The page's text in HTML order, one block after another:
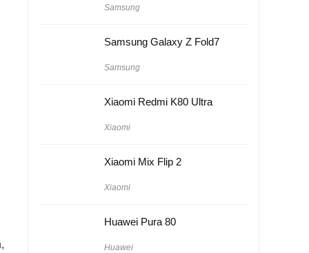
Samsung
Samsung Galaxy Z Fold7
Samsung
Xiaomi Redmi K80 Ultra
Xiaomi
Xiaomi Mix Flip 2
Xiaomi
Huawei Pura 80
Huawei